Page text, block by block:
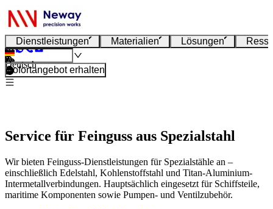
Dienstleistungen Materialien Lösungen
Deutsch
Sofortangebot erhalten
Service für Feinguss aus Spezialstahl
Wir bieten Feinguss-Dienstleistungen für Spezialstähle an –
einschließlich Edelstahl, Kohlenstoffstahl und Titan-Aluminium-
Intermetallverbindungen. Hauptsächlich eingesetzt für Schiffsteile,
maritime Komponenten sowie Pumpen- und Ventilzubehör.